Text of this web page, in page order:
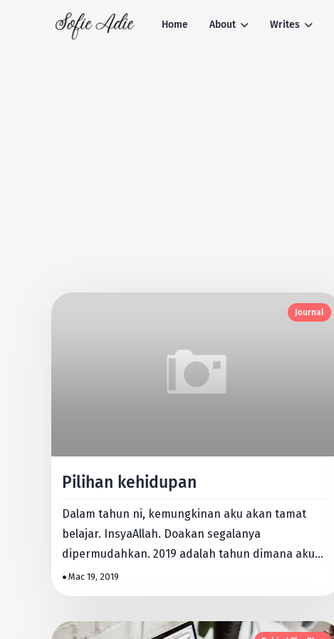
Home About Writes
Journal
Pilihan kehidupan
Dalam tahun ni, kemungkinan aku akan tamat
belajar. InsyaAllah. Doakan segalanya
dipermudahkan. 2019 adalah tahun dimana aku
patut pilih untuk fokus kehidupan …
Mac 19, 2019